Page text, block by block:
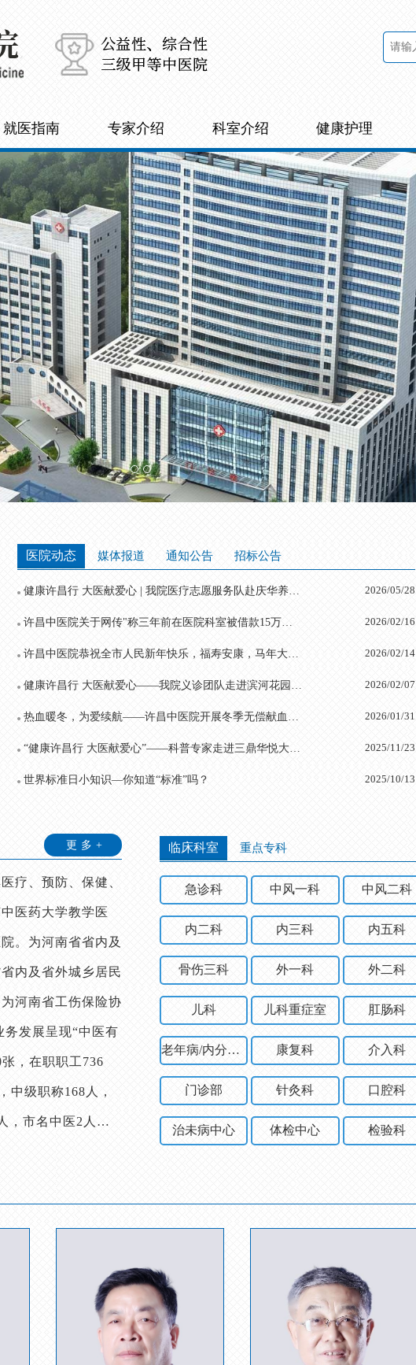
就医指南 专家介绍 科室介绍 健康护理
医院动态 媒体报道 通知公告 招标公告
健康许昌行 大医献爱心 | 我院医疗志愿服务队赴庆华养老村开展健康义诊活动 2026/05/28
许昌中医院关于网传"称三年前在医院科室被借款15万元至今未还"的情况说明 2026/02/16
许昌中医院恭祝全市人民新年快乐，福寿安康，马年大吉！ 2026/02/14
健康许昌行 大医献爱心——我院义诊团队走进滨河花园送健康 2026/02/07
热血暖冬，为爱续航——许昌中医院开展冬季无偿献血活动 2026/01/31
“健康许昌行 大医献爱心”——科普专家走进三鼎华悦大酒店普及健康知识与急救技能 2025/11/23
世界标准日小知识—你知道“标准”吗？ 2025/10/13
更多+
疗、预防、保健、
医药大学教学医
。为河南省省内及
内及省外城乡居民
河南省工伤保险协
发展呈现“中医有
，在职职工736
中级职称168人，
，市名中医2人。
80余台套。 医院
临床科室 重点专科
急诊科 中风一科 中风二科
内二科 内三科 内五科
骨伤三科 外一科 外二科
儿科 儿科重症室 肛肠科
老年病/内分泌科 康复科 介入科
门诊部 针灸科 口腔科
治未病中心 体检中心 检验科